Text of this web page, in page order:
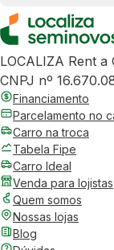
LOCALIZA Rent a
CNPJ nº
Financiamento
Parcelamento no
Carro na troca
Tabela Fipe
Carro Ideal
Venda para lojistas
Quem somos
Nossas lojas
Blog